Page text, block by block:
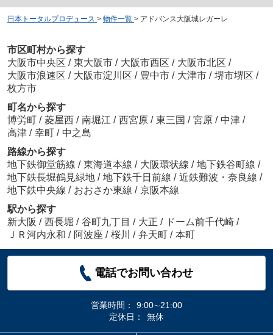
日本トータルプロデュース > 物件一覧 > アドバンス大阪城レガーレ
市区町村から探す
大阪市中央区 / 東大阪市 / 大阪市西区 / 大阪市北区 /
大阪市浪速区 / 大阪市淀川区 / 豊中市 / 大津市 / 堺市堺区 /
枚方市
町名から探す
博労町 / 菱屋西 / 南堀江 / 西宮原 / 東三国 / 宮原 / 中津 /
高津 / 幸町 / 中之島
路線から探す
地下鉄御堂筋線 / 東海道本線 / 大阪環状線 / 地下鉄谷町線 /
地下鉄長堀鶴見緑地 / 地下鉄千日前線 / 近鉄難波・奈良線 /
地下鉄中央線 / おおさか東線 / 京阪本線
駅から探す
新大阪 / 西長堀 / 谷町九丁目 / 大正 / ドーム前千代崎 /
ＪＲ河内永和 / 阿波座 / 桜川 / 弁天町 / 本町
電話でお問い合わせ
営業時間：
9:00∼21:00
定休日：
無休